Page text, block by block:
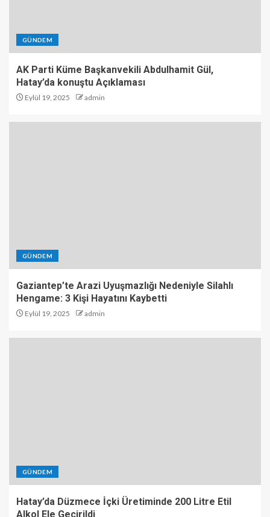
GÜNDEM
AK Parti Küme Başkanvekili Abdulhamit Gül,
Hatay’da konuştu Açıklaması
Eylül 19, 2025 admin
GÜNDEM
Gaziantep’te Arazi Uyuşmazlığı Nedeniyle Silahlı
Hengame: 3 Kişi Hayatını Kaybetti
Eylül 19, 2025 admin
GÜNDEM
Hatay’da Düzmece İçki Üretiminde 200 Litre Etil
Alkol Ele Geçirildi